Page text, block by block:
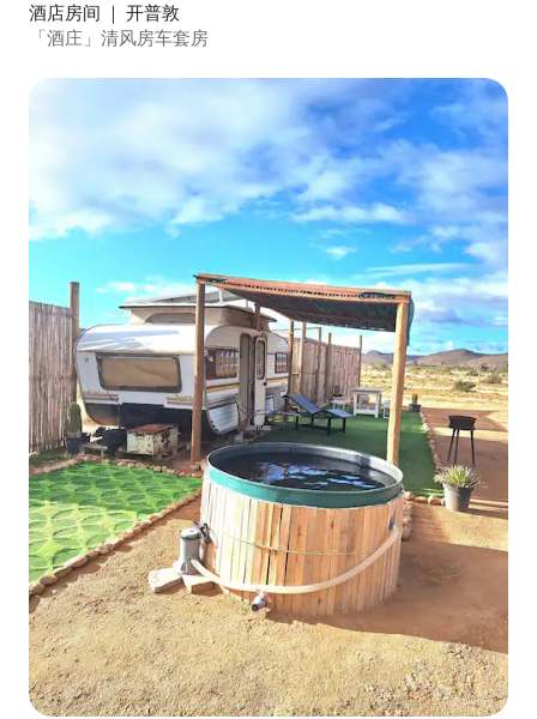
酒店房间 ｜ 开普敦
「酒庄」清风房车套房